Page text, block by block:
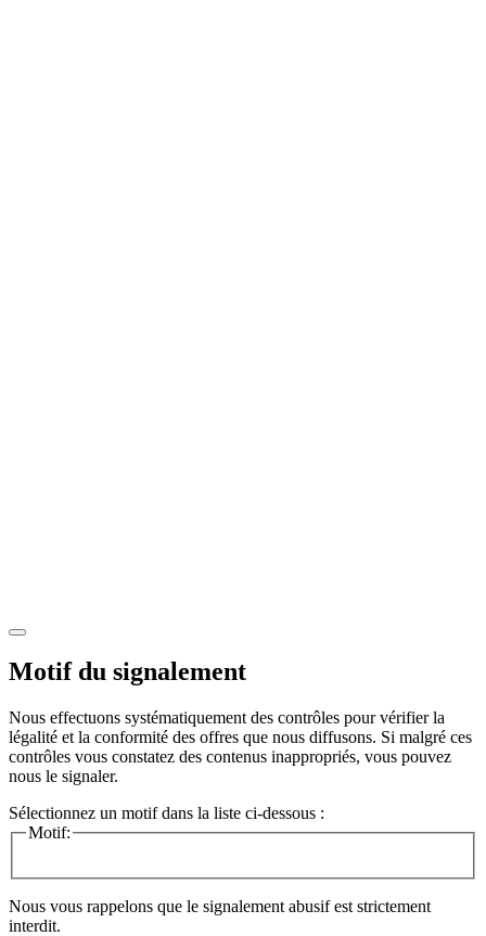
Motif du signalement
Nous effectuons systématiquement des contrôles pour vérifier la
légalité et la conformité des offres que nous diffusons. Si malgré ces
contrôles vous constatez des contenus inappropriés, vous pouvez
nous le signaler.
Sélectionnez un motif dans la liste ci-dessous :
Motif:
Nous vous rappelons que le signalement abusif est strictement
interdit.